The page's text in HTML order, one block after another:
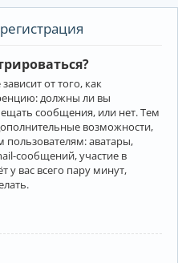
от того, как
должны ли вы
сообщения, или нет. Тем
возможности,
аватары,
сообщений, участие в
у вас всего пару минут,